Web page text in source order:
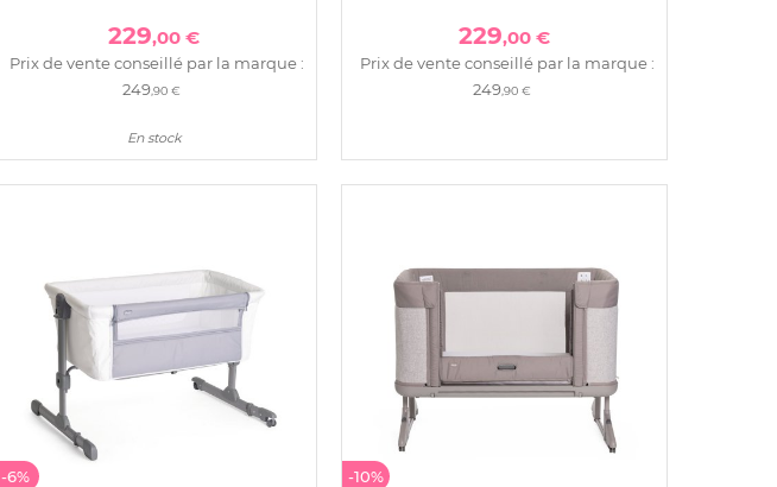
229,00 €
Prix de vente conseillé par la marque :
249,90 €
En stock
229,00 €
Prix de vente conseillé par la marque :
249,90 €
-6% -10%